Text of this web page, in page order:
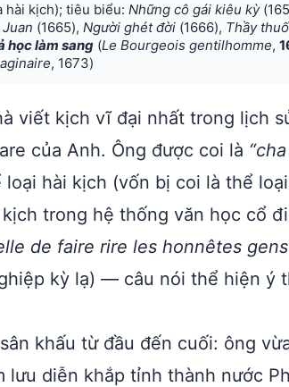
hài kịch); tiêu biểu: Những cô gái kiêu kỳ
(1665), Người ghét đời (1666), Thầy
học làm sang (Le Bourgeois gentilhomme,
, 1673)
viết kịch vĩ đại nhất trong lịch
của Anh. Ông được coi là
hài kịch (vốn bị coi là thể
trong hệ thống văn học cổ
de faire rire les honnêtes
kỳ lạ) — câu nói thể hiện ý
khấu từ đầu đến cuối: ông
lưu diễn khắp tỉnh thành nước